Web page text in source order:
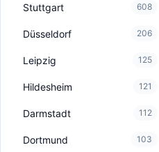
Stuttgart 608
Düsseldorf 206
Leipzig 125
Hildesheim 121
Darmstadt 112
Dortmund 103